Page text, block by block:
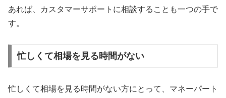
あれば、カスタマーサポートに相談することも一つの手で
す。
忙しくて相場を見る時間がない
忙しくて相場を見る時間がない方にとって、マネーパート